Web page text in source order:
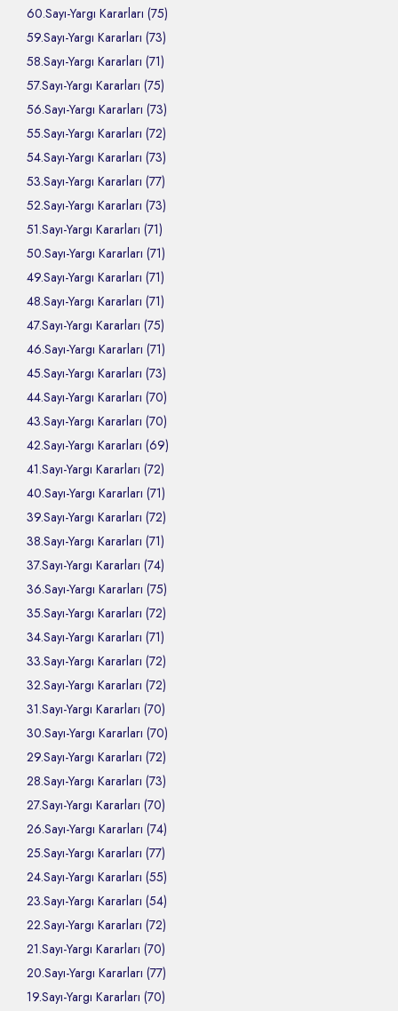
60.Sayı-Yargı Kararları (75)
59.Sayı-Yargı Kararları (73)
58.Sayı-Yargı Kararları (71)
57.Sayı-Yargı Kararları (75)
56.Sayı-Yargı Kararları (73)
55.Sayı-Yargı Kararları (72)
54.Sayı-Yargı Kararları (73)
53.Sayı-Yargı Kararları (77)
52.Sayı-Yargı Kararları (73)
51.Sayı-Yargı Kararları (71)
50.Sayı-Yargı Kararları (71)
49.Sayı-Yargı Kararları (71)
48.Sayı-Yargı Kararları (71)
47.Sayı-Yargı Kararları (75)
46.Sayı-Yargı Kararları (71)
45.Sayı-Yargı Kararları (73)
44.Sayı-Yargı Kararları (70)
43.Sayı-Yargı Kararları (70)
42.Sayı-Yargı Kararları (69)
41.Sayı-Yargı Kararları (72)
40.Sayı-Yargı Kararları (71)
39.Sayı-Yargı Kararları (72)
38.Sayı-Yargı Kararları (71)
37.Sayı-Yargı Kararları (74)
36.Sayı-Yargı Kararları (75)
35.Sayı-Yargı Kararları (72)
34.Sayı-Yargı Kararları (71)
33.Sayı-Yargı Kararları (72)
32.Sayı-Yargı Kararları (72)
31.Sayı-Yargı Kararları (70)
30.Sayı-Yargı Kararları (70)
29.Sayı-Yargı Kararları (72)
28.Sayı-Yargı Kararları (73)
27.Sayı-Yargı Kararları (70)
26.Sayı-Yargı Kararları (74)
25.Sayı-Yargı Kararları (77)
24.Sayı-Yargı Kararları (55)
23.Sayı-Yargı Kararları (54)
22.Sayı-Yargı Kararları (72)
21.Sayı-Yargı Kararları (70)
20.Sayı-Yargı Kararları (77)
19.Sayı-Yargı Kararları (70)